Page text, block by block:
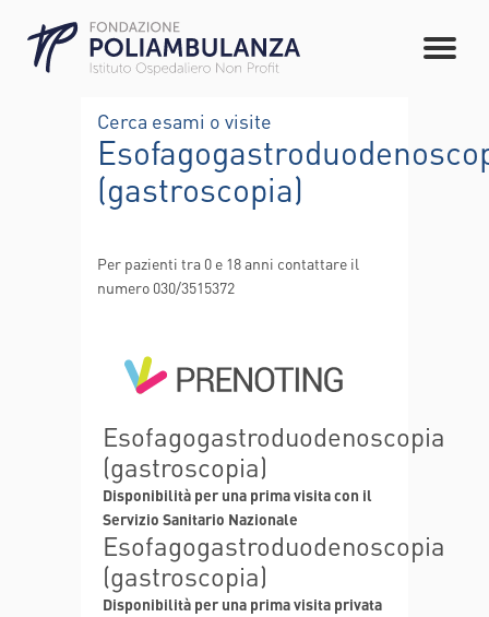
Cerca esami o visite
(gastroscopia)
Per pazienti tra 0 e 18 anni contattare il
numero 030/3515372
Esofagogastroduodenoscopia
(gastroscopia)
Disponibilità per una prima visita con il
Servizio Sanitario Nazionale
Esofagogastroduodenoscopia
(gastroscopia)
Disponibilità per una prima visita privata